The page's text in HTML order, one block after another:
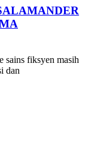
sains fiksyen masih
dan